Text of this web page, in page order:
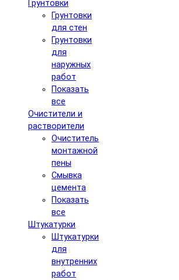
Грунтовки
Грунтовки
для стен
Грунтовки
для
наружных
работ
Показать
все
Очистители и
растворители
Очиститель
монтажной
пены
Смывка
цемента
Показать
все
Штукатурки
Штукатурки
для
внутренних
работ